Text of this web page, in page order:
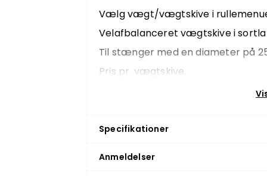
Vælg vægt/vægtskive i
Velafbalanceret vægtskive i
Til stænger med en diameter på
Pris pr. vægtskive.
2,5 kg - Diameter 16 cm. Bredde 2
Specifikationer
Anmeldelser